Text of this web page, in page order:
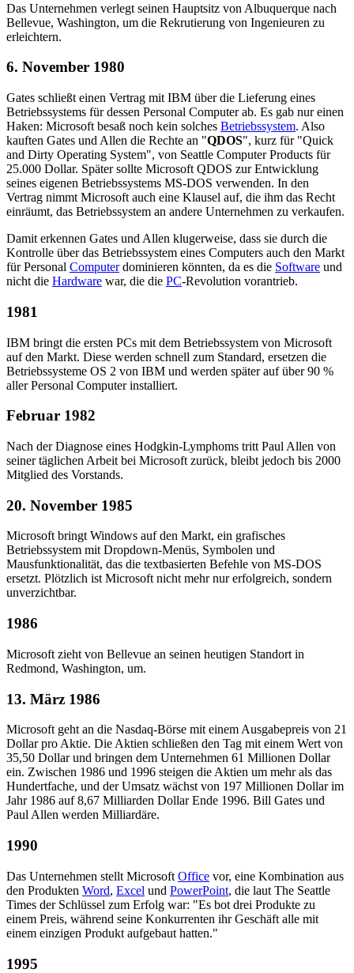
Das Unternehmen verlegt seinen Hauptsitz von Albuquerque nach
Bellevue, Washington, um die Rekrutierung von Ingenieuren zu
erleichtern.
6. November 1980
Gates schließt einen Vertrag mit IBM über die Lieferung eines
Betriebssystems für dessen Personal Computer ab. Es gab nur einen
Haken: Microsoft besaß noch kein solches Betriebssystem. Also
kauften Gates und Allen die Rechte an "QDOS", kurz für "Quick
and Dirty Operating System", von Seattle Computer Products für
25.000 Dollar. Später sollte Microsoft QDOS zur Entwicklung
seines eigenen Betriebssystems MS-DOS verwenden. In den
Vertrag nimmt Microsoft auch eine Klausel auf, die ihm das Recht
einräumt, das Betriebssystem an andere Unternehmen zu verkaufen.
Damit erkennen Gates und Allen klugerweise, dass sie durch die
Kontrolle über das Betriebssystem eines Computers auch den Markt
für Personal Computerdominieren könnten, da es die Software und
nicht die Hardware war, die die PC-Revolution vorantrieb.
1981
IBM bringt die ersten PCs mit dem Betriebssystem von Microsoft
auf den Markt. Diese werden schnell zum Standard, ersetzen die
Betriebssysteme OS 2 von IBM und werden später auf über 90 %
aller Personal Computer installiert.
Februar 1982
Nach der Diagnose eines Hodgkin-Lymphoms tritt Paul Allen von
seiner täglichen Arbeit bei Microsoft zurück, bleibt jedoch bis 2000
Mitglied des Vorstands.
20. November 1985
Microsoft bringt Windows auf den Markt, ein grafisches
Betriebssystem mit Dropdown-Menüs, Symbolen und
Mausfunktionalität, das die textbasierten Befehle von MS-DOS
ersetzt. Plötzlich ist Microsoft nicht mehr nur erfolgreich, sondern
unverzichtbar.
1986
Microsoft zieht von Bellevue an seinen heutigen Standort in
Redmond, Washington, um.
13. März 1986
Microsoft geht an die Nasdaq-Börse mit einem Ausgabepreis von 21
Dollar pro Aktie. Die Aktien schließen den Tag mit einem Wert von
35,50 Dollar und bringen dem Unternehmen 61 Millionen Dollar
ein. Zwischen 1986 und 1996 steigen die Aktien um mehr als das
Hundertfache, und der Umsatz wächst von 197 Millionen Dollar im
Jahr 1986 auf 8,67 Milliarden Dollar Ende 1996. Bill Gates und
Paul Allen werden Milliardäre.
1990
Das Unternehmen stellt Microsoft Office vor, eine Kombination aus
den Produkten Word, Excel und PowerPoint, die laut The Seattle
Times der Schlüssel zum Erfolg war: "Es bot drei Produkte zu
einem Preis, während seine Konkurrenten ihr Geschäft alle mit
einem einzigen Produkt aufgebaut hatten."
1995